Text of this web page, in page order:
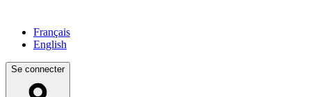
Français
English
Se connecter